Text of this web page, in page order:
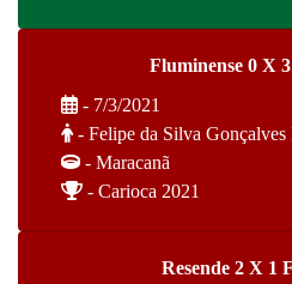
Fluminense 0 X
- 7/3/2021
- Felipe da Silva Gonçalves
- Maracanã
- Carioca 2021
Resende 2 X 1